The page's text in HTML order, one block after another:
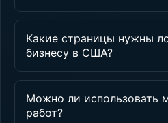
Какие страницы нужны
бизнесу в США?
Можно ли использовать
работ?